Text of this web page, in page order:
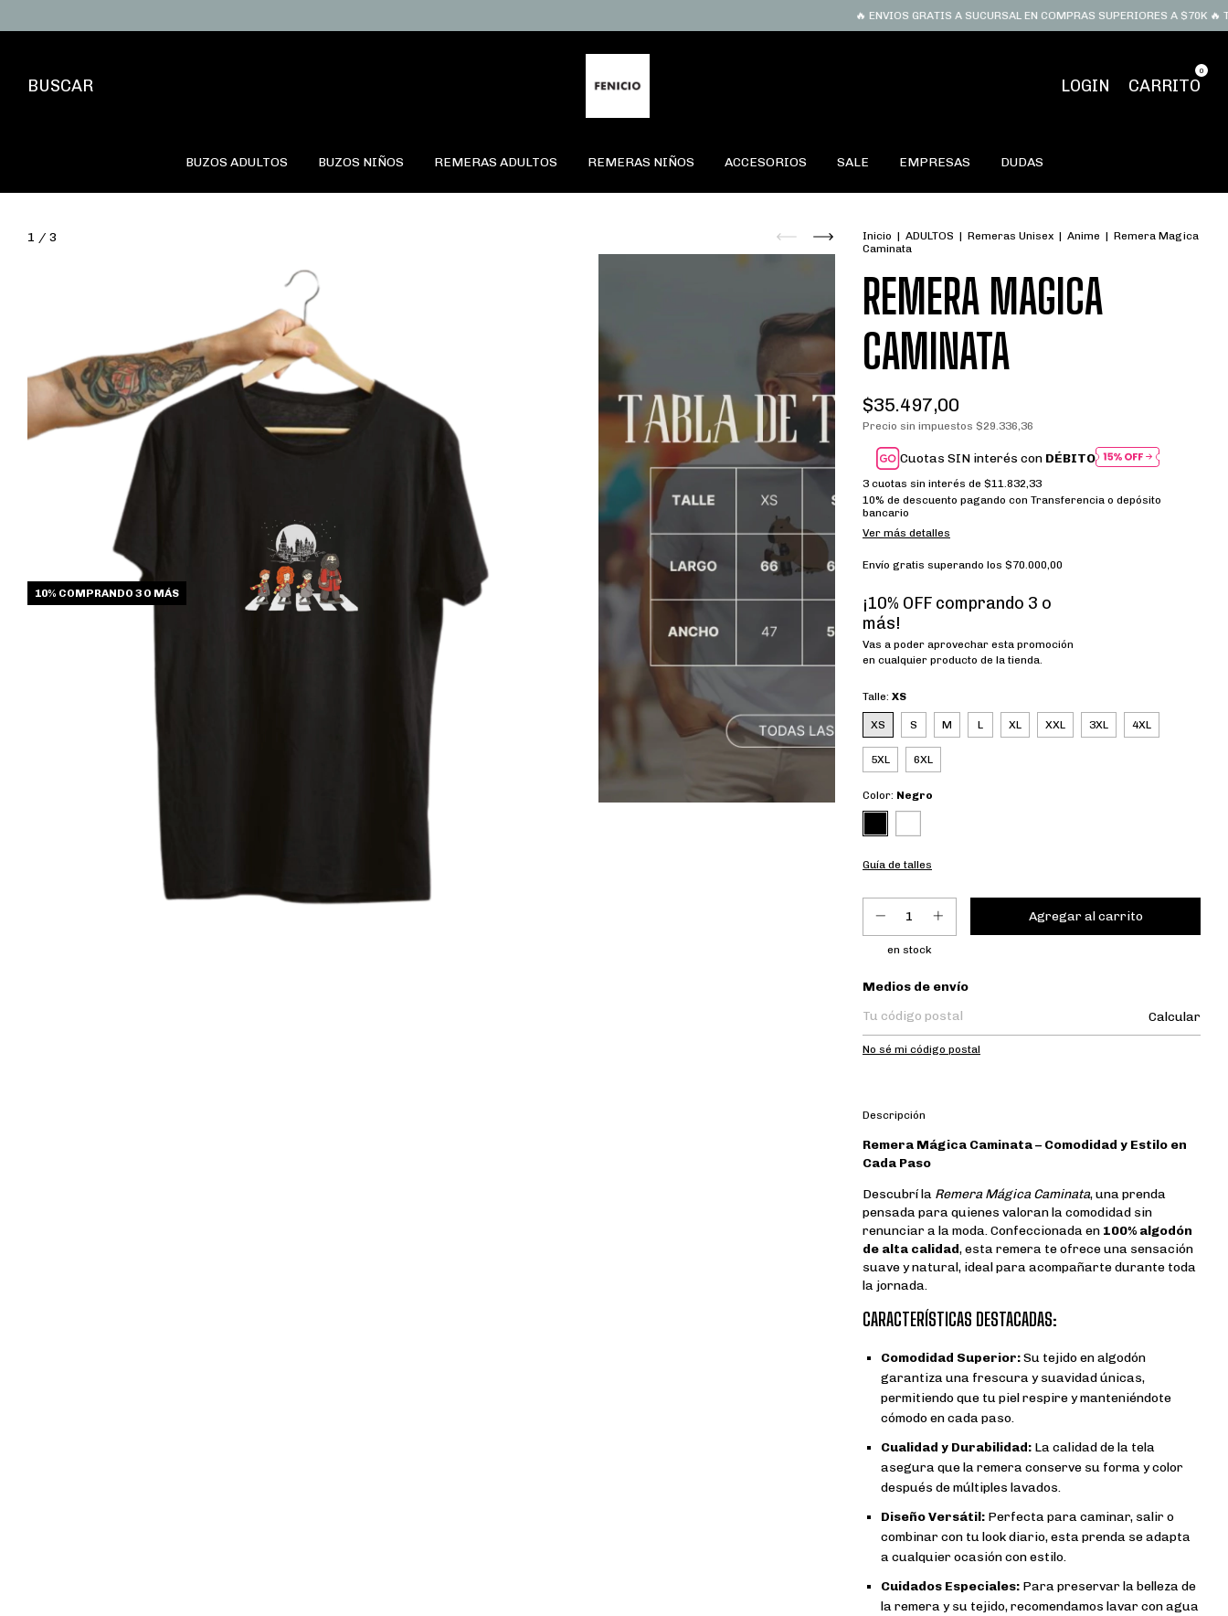
🔥 ENVIOS GRATIS A SUCURSAL EN COMPRAS SUPERIORES A $70K 🔥
BUSCAR LOGIN CARRITO
0
BUZOS ADULTOS BUZOS NIÑOS REMERAS ADULTOS REMERAS NIÑOS ACCESORIOS SALE EMPRESAS DUDAS
1 / 3
10% COMPRANDO 3 O MÁS
Inicio | ADULTOS | Remeras Unisex | Anime | Remera Magica
Caminata
REMERA MAGICA
CAMINATA
$35.497,00
Precio sin impuestos $29.336,36
Cuotas SIN interés con DÉBITO
3 cuotas sin interés de $11.832,33
10% de descuento pagando con Transferencia o depósito
bancario
Ver más detalles
Envío gratis superando los $70.000,00
¡10% OFF comprando 3 o
más!
Vas a poder aprovechar esta promoción
en cualquier producto de la tienda.
Talle: XS
XS S M L XL XXL 3XL 4XL
5XL 6XL
Color: Negro
Guía de talles
en stock
Entregas para el CP:
Medios de envío
Calcular
No sé mi código postal
Descripción
Remera Mágica Caminata – Comodidad y Estilo en
Cada Paso
Descubrí la Remera Mágica Caminata, una prenda
pensada para quienes valoran la comodidad sin
renunciar a la moda. Confeccionada en 100% algodón
de alta calidad, esta remera te ofrece una sensación
suave y natural, ideal para acompañarte durante toda
la jornada.
CARACTERÍSTICAS DESTACADAS:
Comodidad Superior:Su tejido en algodón
garantiza una frescura y suavidad únicas,
permitiendo que tu piel respire y manteniéndote
cómodo en cada paso.
Cualidad y Durabilidad: La calidad de la tela
asegura que la remera conserve su forma y color
después de múltiples lavados.
Diseño Versátil: Perfecta para caminar, salir o
combinar con tu look diario, esta prenda se adapta
a cualquier ocasión con estilo.
Cuidados Especiales: Para preservar la belleza de
la remera y su tejido, recomendamos lavar con agua